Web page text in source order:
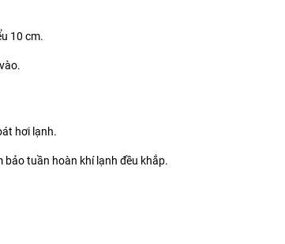
10 cm.
hơi lạnh.
bảo tuần hoàn khí lạnh đều khắp.